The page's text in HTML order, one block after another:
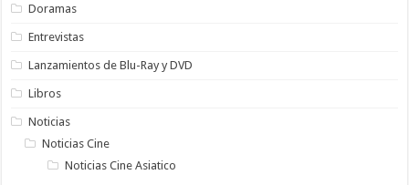
Doramas
Entrevistas
Lanzamientos de Blu-Ray y DVD
Libros
Noticias
Noticias Cine
Noticias Cine Asiatico